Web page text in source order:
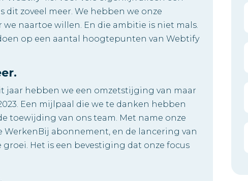
dit zoveel meer. We hebben we onze
naartoe willen. En die ambitie is niet mals.
op een aantal hoogtepunten van Webtify
jaar hebben we een omzetstijging van maar
Een mijlpaal die we te danken hebben
toewijding van ons team. Met name onze
abonnement, en de lancering van
Het is een bevestiging dat onze focus